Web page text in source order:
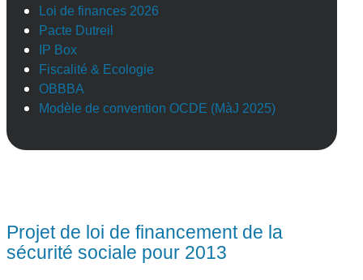
Loi de finances 2026
Pacte Dutreil
IP Box
Fiscalité & Ecologie
OBBBA
Modèle de convention OCDE (MàJ 2025)
Projet de loi de financement de la
sécurité sociale pour 2013